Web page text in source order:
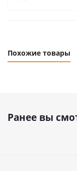
Похожие товары
Ранее вы